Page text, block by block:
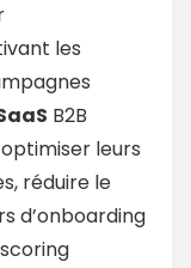
les
B2B
leurs
réduire le
d’onboarding